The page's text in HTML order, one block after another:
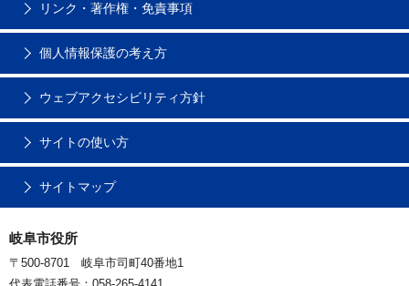
リンク・著作権・免責事項
個人情報保護の考え方
ウェブアクセシビリティ方針
サイトの使い方
サイトマップ
岐阜市役所
〒500-8701 岐阜市司町40番地1